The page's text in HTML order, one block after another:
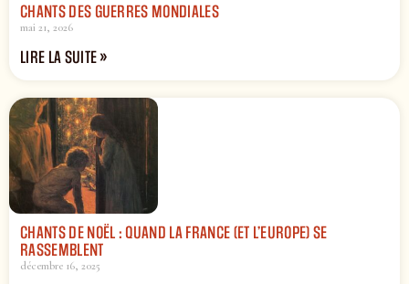
CHANTS DES GUERRES MONDIALES
mai 21, 2026
LIRE LA SUITE »
CHANTS DE NOËL : QUAND LA FRANCE (ET L’EUROPE) SE
RASSEMBLENT
décembre 16, 2025